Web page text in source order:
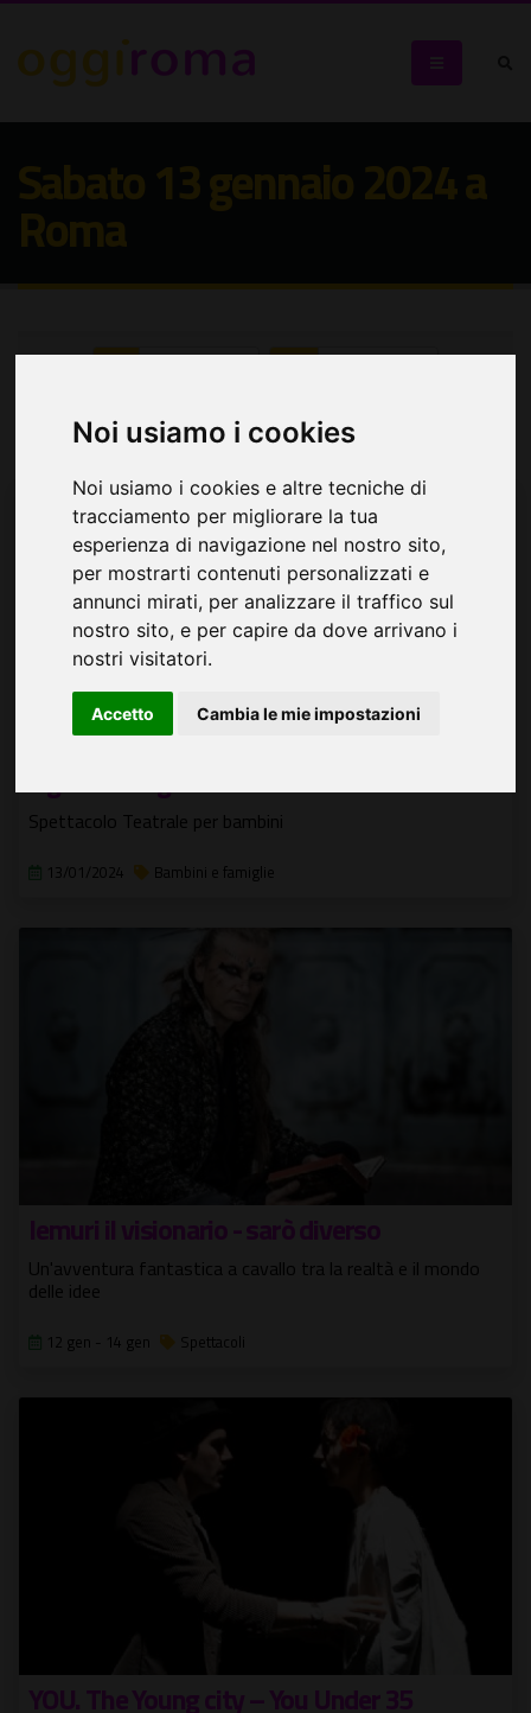
Noi usiamo i cookies
Noi usiamo i cookies e altre tecniche di
tracciamento per migliorare la tua
esperienza di navigazione nel nostro sito,
per mostrarti contenuti personalizzati e
annunci mirati, per analizzare il traffico sul
nostro sito, e per capire da dove arrivano i
nostri visitatori.
Accetto Cambia le mie impostazioni
Cerca eventi
Il gatto con gli stivali
Spettacolo Teatrale per bambini
13/01/2024 Bambini e famiglie
Iemuri il visionario - sarò diverso
Un'avventura fantastica a cavallo tra la realtà e il mondo
delle idee
12 gen - 14 gen Spettacoli
YOU. The Young city – You Under 35